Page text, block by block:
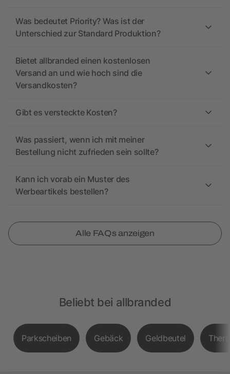
Was bedeutet Priority? Was ist der
Unterschied zur Standard Produktion?
Bietet allbranded einen kostenlosen
Versand an und wie hoch sind die
Versandkosten?
Gibt es versteckte Kosten?
Was passiert, wenn ich mit meiner
Bestellung nicht zufrieden sein sollte?
Kann ich vorab ein Muster des
Werbeartikels bestellen?
Alle FAQs anzeigen
Beliebt bei allbranded
Parkscheiben Gebäck Geldbeutel